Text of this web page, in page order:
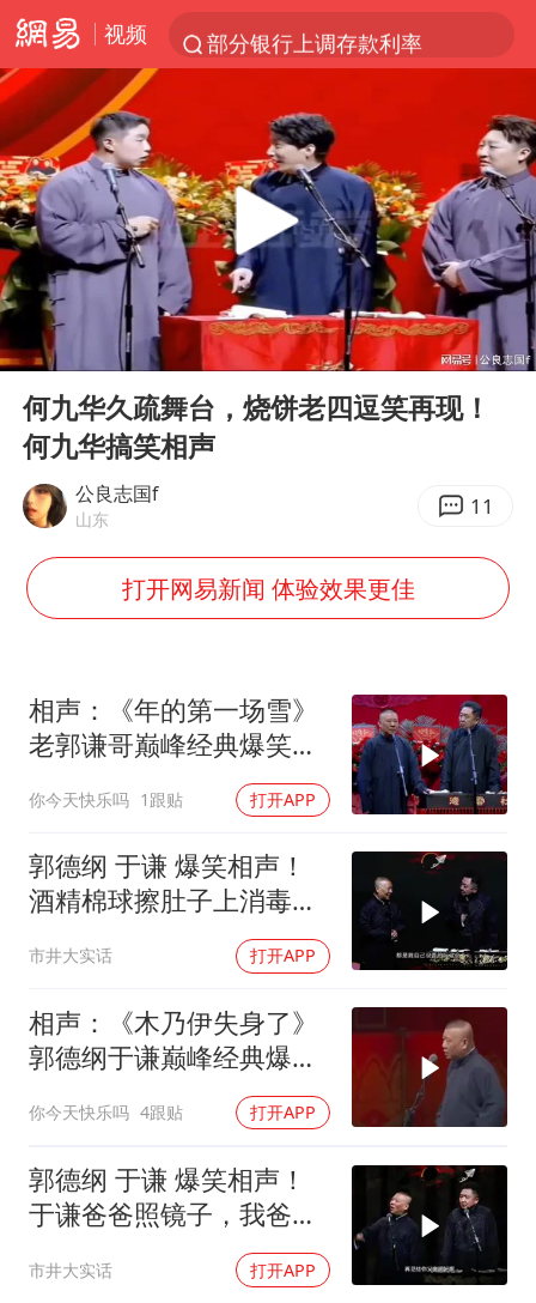
视频
部分银行上调存款利率
新疆生产建设兵团生态环境局原局长被查
朱一龙的鼻子怎么了
上海暴雨已致多处积水
三预警齐发 11个省份有大到暴雨
上海地铁4条线路全线停运
上海鼓励居家办公
4.2平卫生间补漏注胶花1.55万
国乒连续两站无缘冠军
白海豚路径图
周星驰妈妈现身香港首映礼
大疆错失宇树
从科技创新看开局起步的时与势
Play
05:40
何九华久疏舞台，烧饼老四逗笑再现！
何九华搞笑相声
公良志国f
山东 11
打开网易新闻 体验效果更佳
相声：《年的第一场雪》
老郭谦哥巅峰经典爆笑相
你今天快乐吗 1跟贴 打开APP
郭德纲 于谦 爆笑相声！
酒精棉球擦肚子上消毒，
拿云南白药擦刀，是不是
擦反了？
市井大实话 打开APP
相声：《木乃伊失身了》
郭德纲于谦巅峰经典爆笑
你今天快乐吗 4跟贴 打开APP
郭德纲 于谦 爆笑相声！
于谦爸爸照镜子，我爸爸
东方不败呀，两口子长反
了
市井大实话 打开APP